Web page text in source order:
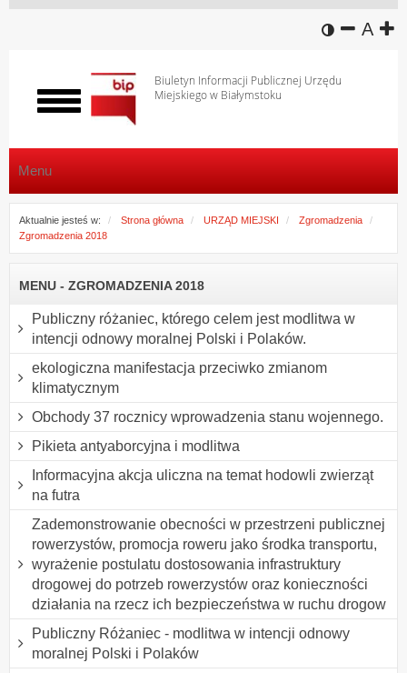
wersja
A
Biuletyn Informacji Publicznej Urzędu
Miejskiego w Białymstoku
Włącz
menu
Menu
Aktualnie jesteś w: Strona główna URZĄD MIEJSKI
Zgromadzenia
Zgromadzenia 2018
MENU - ZGROMADZENIA 2018
Publiczny różaniec, którego celem jest modlitwa w
intencji odnowy moralnej Polski i Polaków.
ekologiczna manifestacja przeciwko zmianom
klimatycznym
Obchody 37 rocznicy wprowadzenia stanu wojennego.
Pikieta antyaborcyjna i modlitwa
Informacyjna akcja uliczna na temat hodowli zwierząt
na futra
Zademonstrowanie obecności w przestrzeni publicznej
rowerzystów, promocja roweru jako środka transportu,
wyrażenie postulatu dostosowania infrastruktury
drogowej do potrzeb rowerzystów oraz konieczności
działania na rzecz ich bezpieczeństwa w ruchu drogow
Publiczny Różaniec - modlitwa w intencji odnowy
moralnej Polski i Polaków